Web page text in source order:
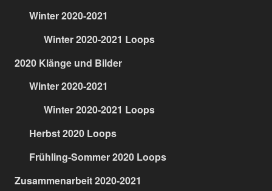
Winter 2020-2021
Winter 2020-2021 Loops
2020 Klänge und Bilder
Winter 2020-2021
Winter 2020-2021 Loops
Herbst 2020 Loops
Frühling-Sommer 2020 Loops
Zusammenarbeit 2020-2021